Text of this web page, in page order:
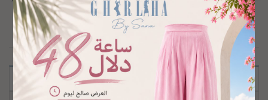
INFORMATIONS SUPPLÉMENTAIRES